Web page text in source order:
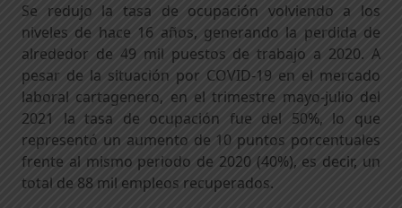
Se redujo la tasa de ocupación volviendo a los
niveles de hace 16 años, generando la perdida de
alrededor de 49 mil puestos de trabajo a 2020. A
pesar de la situación por COVID-19 en el mercado
laboral cartagenero, en el trimestre mayo-julio del
2021 la tasa de ocupación fue del 50%, lo que
representó un aumento de 10 puntos porcentuales
frente al mismo periodo de 2020 (40%), es decir, un
total de 88 mil empleos recuperados.